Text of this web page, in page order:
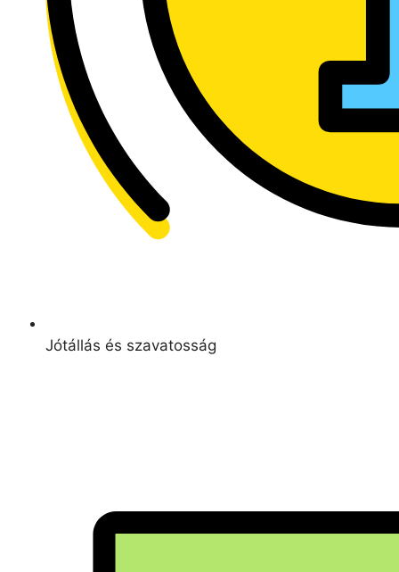
Jótállás és szavatosság